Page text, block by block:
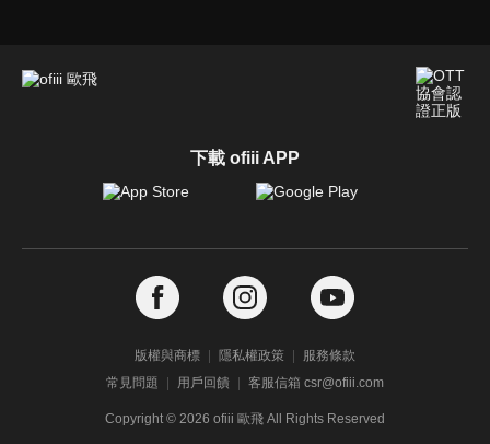
下載 ofiii APP
版權與商標 隱私權政策
服務條款
常見問題
用戶回饋 客服信箱 csr@ofiii.com
Copyright © 2026 ofiii 歐飛 All Rights Reserved